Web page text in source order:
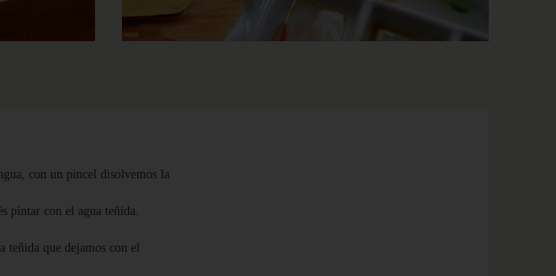
con un pincel disolvemos la
pintar con el agua teñida.
teñida que dejamos con el